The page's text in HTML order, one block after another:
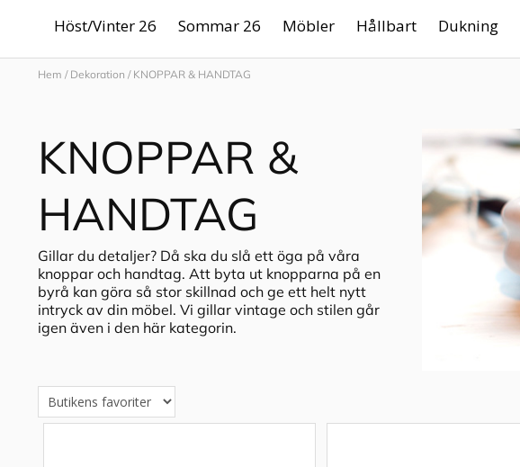
Höst/Vinter 26 Sommar 26 Möbler Hållbart Dukning
Hem / Dekoration / KNOPPAR & HANDTAG
KNOPPAR &
HANDTAG
Gillar du detaljer? Då ska du slå ett öga på våra
knoppar och handtag. Att byta ut knopparna på en
byrå kan göra så stor skillnad och ge ett helt nytt
intryck av din möbel. Vi gillar vintage och stilen går
igen även i den här kategorin.